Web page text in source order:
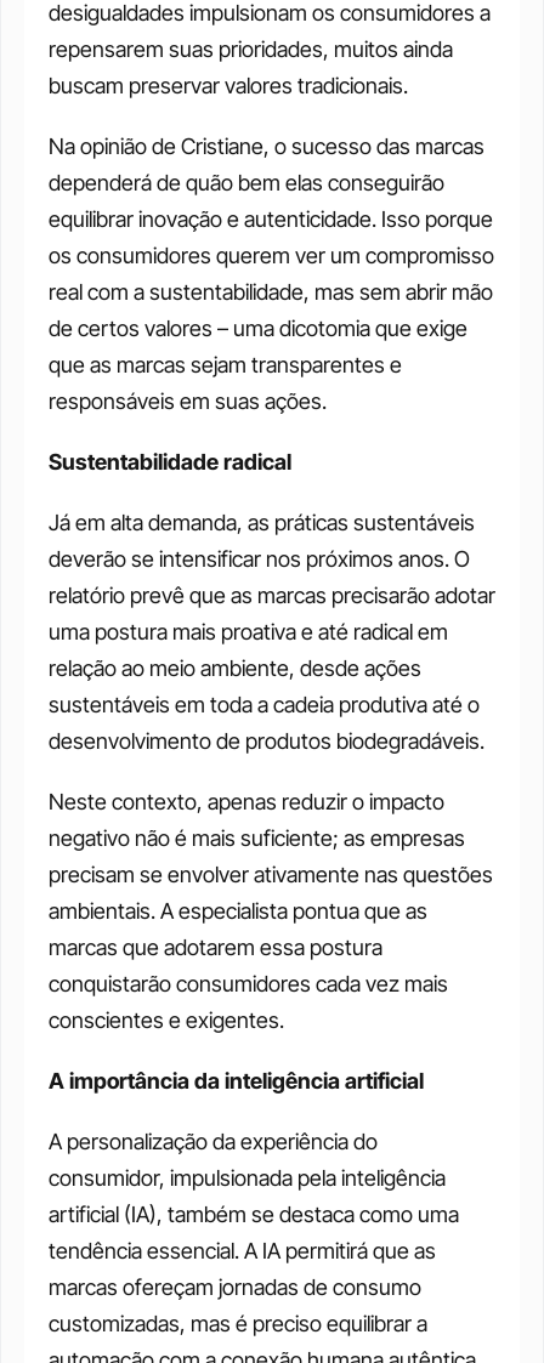
desigualdades impulsionam os consumidores a
repensarem suas prioridades, muitos ainda
buscam preservar valores tradicionais.
Na opinião de Cristiane, o sucesso das marcas
dependerá de quão bem elas conseguirão
equilibrar inovação e autenticidade. Isso porque
os consumidores querem ver um compromisso
real com a sustentabilidade, mas sem abrir mão
de certos valores – uma dicotomia que exige
que as marcas sejam transparentes e
responsáveis em suas ações.
Sustentabilidade radical
Já em alta demanda, as práticas sustentáveis
deverão se intensificar nos próximos anos. O
relatório prevê que as marcas precisarão adotar
uma postura mais proativa e até radical em
relação ao meio ambiente, desde ações
sustentáveis em toda a cadeia produtiva até o
desenvolvimento de produtos biodegradáveis.
Neste contexto, apenas reduzir o impacto
negativo não é mais suficiente; as empresas
precisam se envolver ativamente nas questões
ambientais. A especialista pontua que as
marcas que adotarem essa postura
conquistarão consumidores cada vez mais
conscientes e exigentes.
A importância da inteligência artificial
A personalização da experiência do
consumidor, impulsionada pela inteligência
artificial (IA), também se destaca como uma
tendência essencial. A IA permitirá que as
marcas ofereçam jornadas de consumo
customizadas, mas é preciso equilibrar a